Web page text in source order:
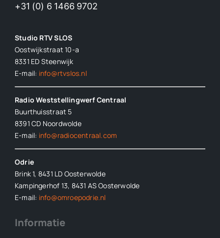
+31 (0) 6 1466 9702
Studio RTV SLOS
Oostwijkstraat 10-a
8331 ED Steenwijk
E-mail: info@rtvslos.nl
Radio Weststellingwerf Centraal
Buurthuisstraat 5
8391 CD Noordwolde
E-mail: info@radiocentraal.com
Odrie
Brink 1, 8431 LD Oosterwolde
Kampingerhof 13, 8431 AS Oosterwolde
E-mail: info@omroepodrie.nl
Informatie